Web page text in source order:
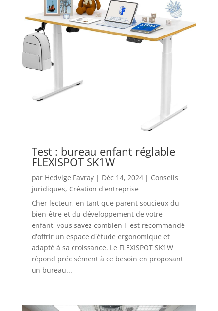
Test : bureau enfant réglable
FLEXISPOT SK1W
par Hedvige Favray| Déc 14, 2024| Conseils
juridiques, Création d'entreprise
Cher lecteur, en tant que parent soucieux du
bien-être et du développement de votre
enfant, vous savez combien il est recommandé
d'offrir un espace d'étude ergonomique et
adapté à sa croissance. Le FLEXISPOT SK1W
répond précisément à ce besoin en proposant
un bureau...